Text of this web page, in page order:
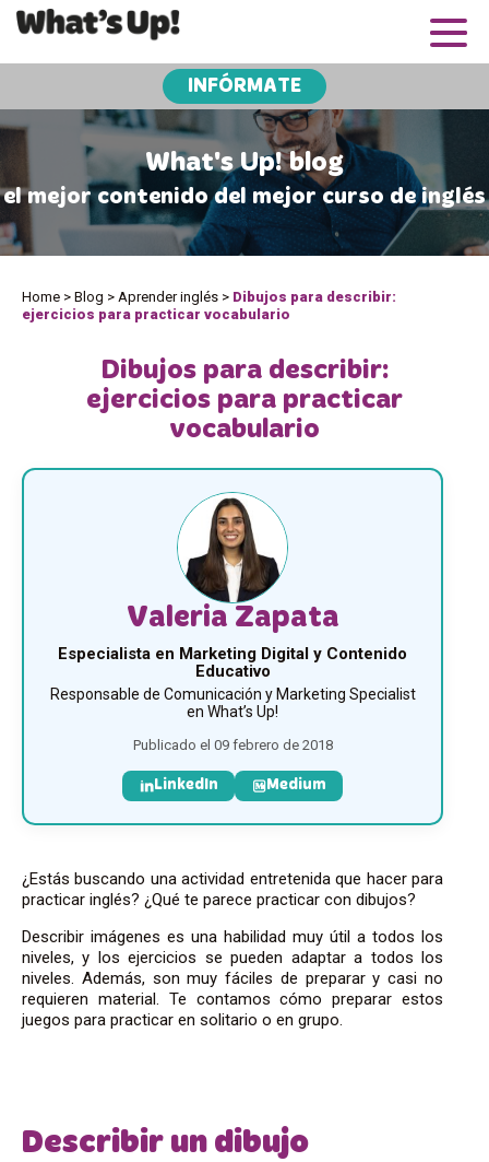
INFÓRMATE
What's Up! blog
el mejor contenido del mejor curso de inglés
Home > Blog > Aprender inglés > Dibujos para describir:
ejercicios para practicar vocabulario
Dibujos para describir:
ejercicios para practicar
vocabulario
Valeria Zapata
Especialista en Marketing Digital y Contenido
Educativo
Responsable de Comunicación y Marketing Specialist
en What’s Up!
Publicado el 09 febrero de 2018
LinkedIn Medium
¿Estás buscando una actividad entretenida que hacer para
practicar inglés? ¿Qué te parece practicar con dibujos?
Describir imágenes es una habilidad muy útil a todos los
niveles, y los ejercicios se pueden adaptar a todos los
niveles. Además, son muy fáciles de preparar y casi no
requieren material. Te contamos cómo preparar estos
juegos para practicar en solitario o en grupo.
Describir un dibujo